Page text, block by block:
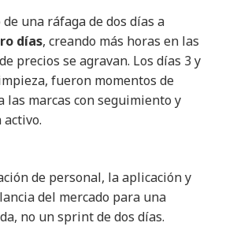
una ráfaga de dos días a
días, creando más horas en las
precios se agravan. Los días 3 y
fueron momentos de
las marcas con seguimiento y
de personal, la aplicación y
del mercado para una
no un sprint de dos días.